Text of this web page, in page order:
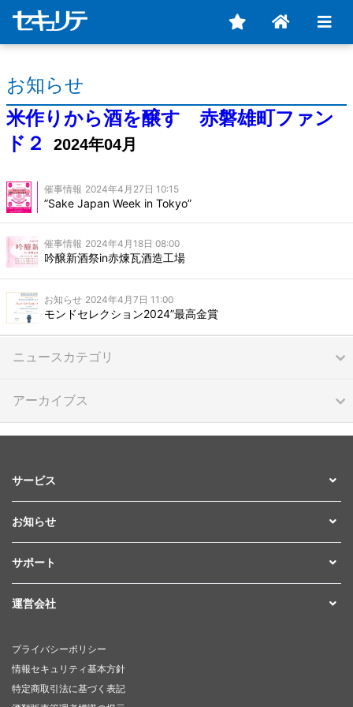
お知らせ
米作りから酒を醸す 赤磐雄町ファン
ド２
2024年04月
催事情報 2024年4月27日 10:15
”Sake Japan Week in Tokyo”
催事情報 2024年4月18日 08:00
吟醸新酒祭in赤煉瓦酒造工場
お知らせ 2024年4月7日 11:00
モンドセレクション2024”最高金賞
ニュースカテゴリ
アーカイブス
サービス
お知らせ
サポート
運営会社
プライバシーポリシー
情報セキュリティ基本方針
特定商取引法に基づく表記